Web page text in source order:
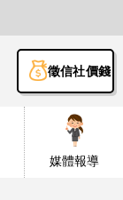
媒體報導
徵信社價錢